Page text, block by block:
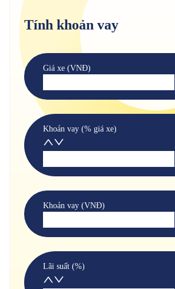
Tính khoản vay
Giá xe (VNĐ)
Khoản vay (% giá xe)
Khoản vay (VNĐ)
Lãi suất (%)